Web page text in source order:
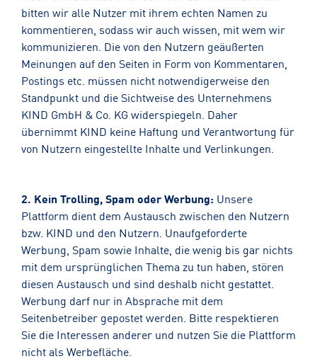
bitten wir alle Nutzer mit ihrem echten Namen zu
kommentieren, sodass wir auch wissen, mit wem wir
kommunizieren. Die von den Nutzern geäußerten
Meinungen auf den Seiten in Form von Kommentaren,
Postings etc. müssen nicht notwendigerweise den
Standpunkt und die Sichtweise des Unternehmens
KIND GmbH & Co. KG widerspiegeln. Daher
übernimmt KIND keine Haftung und Verantwortung für
von Nutzern eingestellte Inhalte und Verlinkungen.
2. Kein Trolling, Spam oder Werbung: Unsere
Plattform dient dem Austausch zwischen den Nutzern
bzw. KIND und den Nutzern. Unaufgeforderte
Werbung, Spam sowie Inhalte, die wenig bis gar nichts
mit dem ursprünglichen Thema zu tun haben, stören
diesen Austausch und sind deshalb nicht gestattet.
Werbung darf nur in Absprache mit dem
Seitenbetreiber gepostet werden. Bitte respektieren
Sie die Interessen anderer und nutzen Sie die Plattform
nicht als Werbefläche.